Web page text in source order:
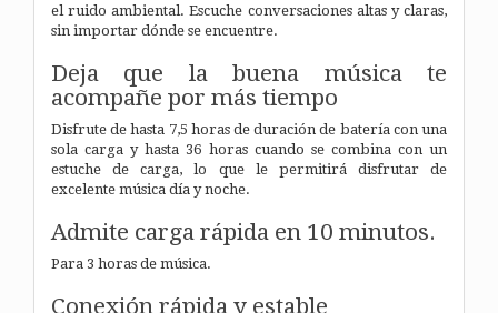
el ruido ambiental. Escuche conversaciones altas y claras,
sin importar dónde se encuentre.
Deja que la buena música te
acompañe por más tiempo
Disfrute de hasta 7,5 horas de duración de batería con una
sola carga y hasta 36 horas cuando se combina con un
estuche de carga, lo que le permitirá disfrutar de
excelente música día y noche.
Admite carga rápida en 10 minutos.
Para 3 horas de música.
Conexión rápida y estable